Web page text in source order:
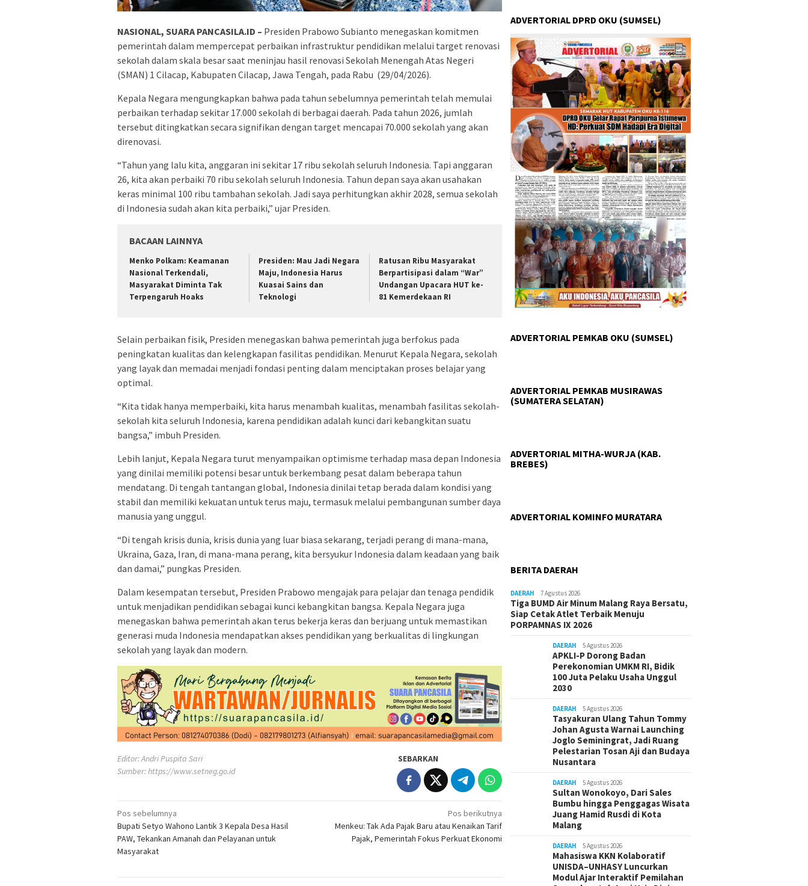
NASIONAL, SUARA PANCASILA.ID – Presiden Prabowo Subianto menegaskan komitmen
pemerintah dalam mempercepat perbaikan infrastruktur pendidikan melalui target renovasi
sekolah dalam skala besar saat meninjau hasil renovasi Sekolah Menengah Atas Negeri
(SMAN) 1 Cilacap, Kabupaten Cilacap, Jawa Tengah, pada Rabu (29/04/2026).
Kepala Negara mengungkapkan bahwa pada tahun sebelumnya pemerintah telah memulai
perbaikan terhadap sekitar 17.000 sekolah di berbagai daerah. Pada tahun 2026, jumlah
tersebut ditingkatkan secara signifikan dengan target mencapai 70.000 sekolah yang akan
direnovasi.
“Tahun yang lalu kita, anggaran ini sekitar 17 ribu sekolah seluruh Indonesia. Tapi anggaran
26, kita akan perbaiki 70 ribu sekolah seluruh Indonesia. Tahun depan saya akan usahakan
keras minimal 100 ribu tambahan sekolah. Jadi saya perhitungkan akhir 2028, semua sekolah
di Indonesia sudah akan kita perbaiki,” ujar Presiden.
BACAAN LAINNYA
Menko Polkam: Keamanan
Nasional Terkendali,
Masyarakat Diminta Tak
Terpengaruh Hoaks
Presiden: Mau Jadi Negara
Maju, Indonesia Harus
Kuasai Sains dan
Teknologi
Ratusan Ribu Masyarakat
Berpartisipasi dalam “War”
Undangan Upacara HUT ke-
81 Kemerdekaan RI
Selain perbaikan fisik, Presiden menegaskan bahwa pemerintah juga berfokus pada
peningkatan kualitas dan kelengkapan fasilitas pendidikan. Menurut Kepala Negara, sekolah
yang layak dan memadai menjadi fondasi penting dalam menciptakan proses belajar yang
optimal.
“Kita tidak hanya memperbaiki, kita harus menambah kualitas, menambah fasilitas sekolah-
sekolah kita seluruh Indonesia, karena pendidikan adalah kunci dari kebangkitan suatu
bangsa,” imbuh Presiden.
Lebih lanjut, Kepala Negara turut menyampaikan optimisme terhadap masa depan Indonesia
yang dinilai memiliki potensi besar untuk berkembang pesat dalam beberapa tahun
mendatang. Di tengah tantangan global, Indonesia dinilai tetap berada dalam kondisi yang
stabil dan memiliki kekuatan untuk terus maju, termasuk melalui pembangunan sumber daya
manusia yang unggul.
“Di tengah krisis dunia, krisis dunia yang luar biasa sekarang, terjadi perang di mana-mana,
Ukraina, Gaza, Iran, di mana-mana perang, kita bersyukur Indonesia dalam keadaan yang baik
dan damai,” pungkas Presiden.
Dalam kesempatan tersebut, Presiden Prabowo mengajak para pelajar dan tenaga pendidik
untuk menjadikan pendidikan sebagai kunci kebangkitan bangsa. Kepala Negara juga
menegaskan bahwa pemerintah akan terus bekerja keras dan berjuang untuk memastikan
generasi muda Indonesia mendapatkan akses pendidikan yang berkualitas di lingkungan
sekolah yang layak dan modern.
Editor: Andri Puspita Sari
Sumber:https://www.setneg.go.id
SEBARKAN
Navigasi
pos
Pos sebelumnya
Bupati Setyo Wahono Lantik 3 Kepala Desa Hasil
PAW, Tekankan Amanah dan Pelayanan untuk
Masyarakat
Pos berikutnya
Menkeu: Tak Ada Pajak Baru atau Kenaikan Tarif
Pajak, Pemerintah Fokus Perkuat Ekonomi
ADVERTORIAL DPRD OKU (SUMSEL)
ADVERTORIAL PEMKAB OKU (SUMSEL)
ADVERTORIAL PEMKAB MUSIRAWAS
(SUMATERA SELATAN)
ADVERTORIAL MITHA-WURJA (KAB.
BREBES)
ADVERTORIAL KOMINFO MURATARA
BERITA DAERAH
DAERAH 7 Agustus 2026
Tiga BUMD Air Minum Malang Raya Bersatu,
Siap Cetak Atlet Terbaik Menuju
PORPAMNAS IX 2026
DAERAH 5 Agustus 2026
APKLI-P Dorong Badan
Perekonomian UMKM RI, Bidik
100 Juta Pelaku Usaha Unggul
2030
DAERAH 5 Agustus 2026
Tasyakuran Ulang Tahun Tommy
Johan Agusta Warnai Launching
Joglo Seminingrat, Jadi Ruang
Pelestarian Tosan Aji dan Budaya
Nusantara
DAERAH 5 Agustus 2026
Sultan Wonokoyo, Dari Sales
Bumbu hingga Penggagas Wisata
Juang Hamid Rusdi di Kota
Malang
DAERAH 5 Agustus 2026
Mahasiswa KKN Kolaboratif
UNISDA–UNHASY Luncurkan
Modul Ajar Interaktif Pemilahan